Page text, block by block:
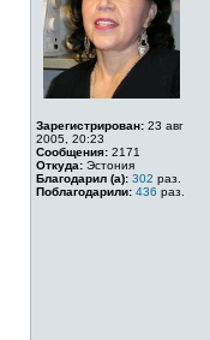
Зарегистрирован: 23 авг
2005, 20:23
Сообщения: 2171
Откуда: Эстония
Благодарил (а): 302 раз.
Поблагодарили: 436 раз.